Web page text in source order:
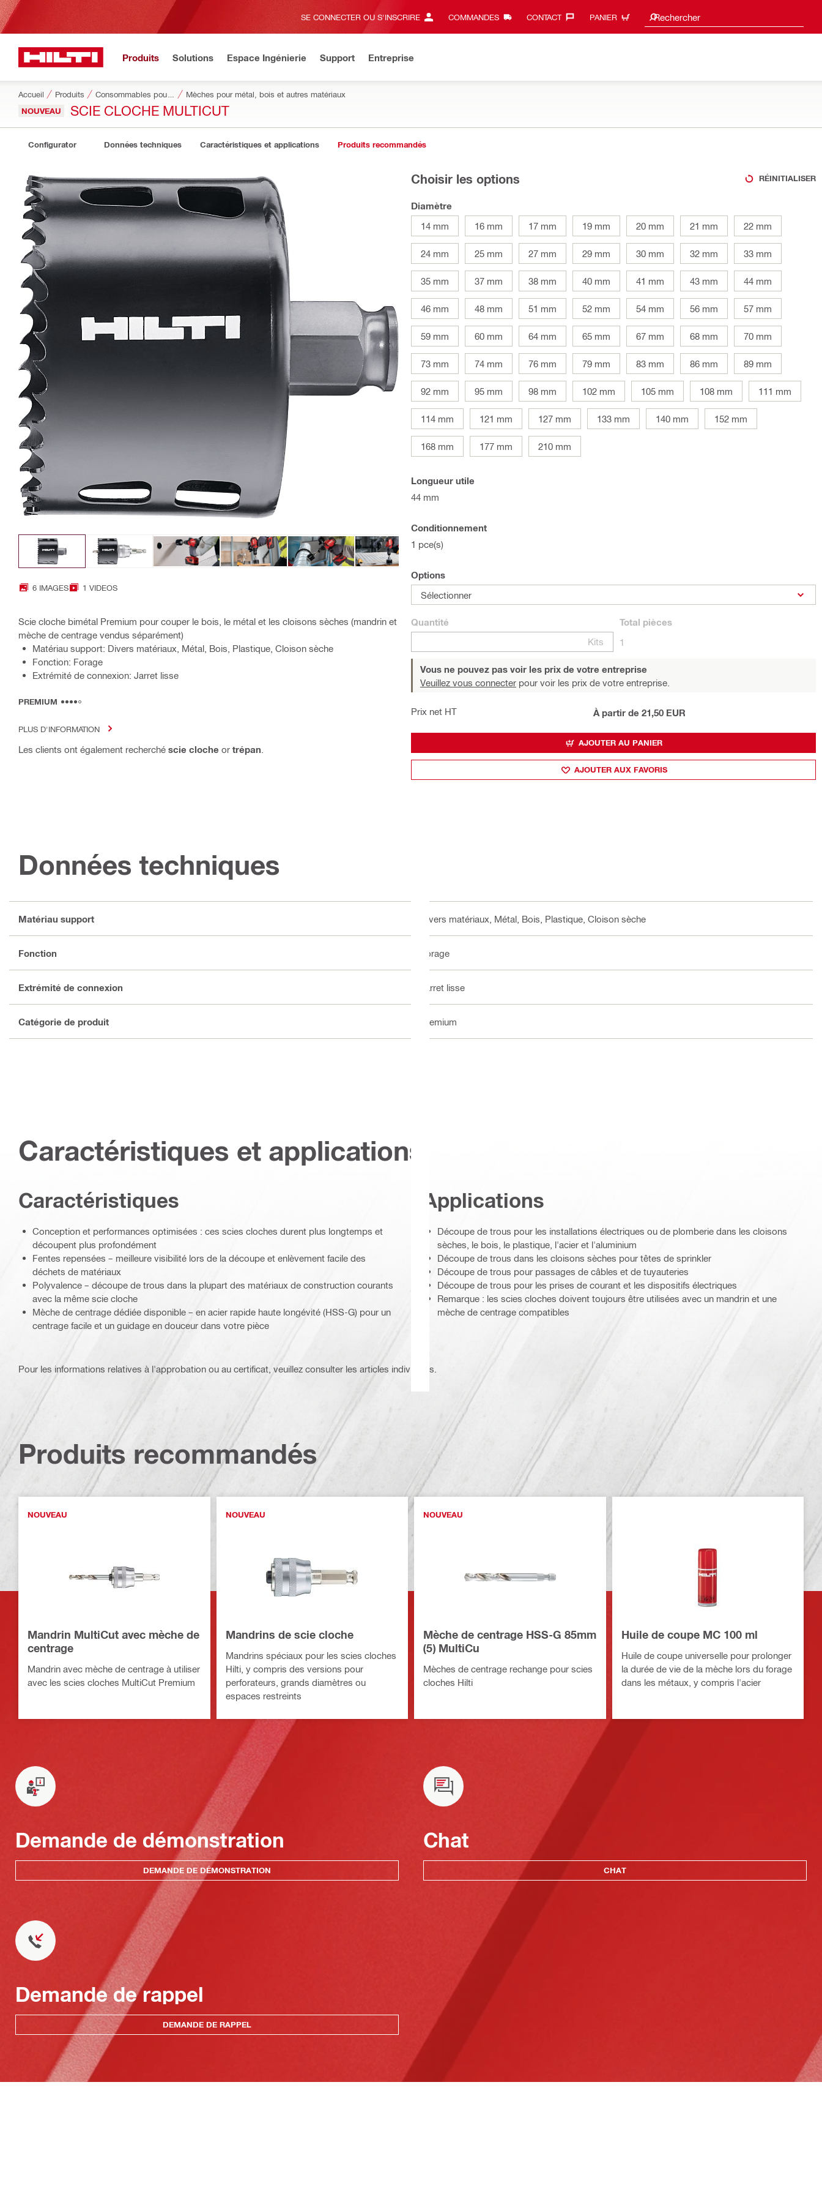
SE CONNECTER OU S'INSCRIRE COMMANDES CONTACT‎ PANIER Rechercher
Search suggestions
Produits Solutions Espace Ingénierie Support Entreprise
Accueil Produits Mèches pour métal, bois et autres matériaux
NOUVEAU SCIE CLOCHE MULTICUT
Configurator Données techniques Caractéristiques et applications Produits recommandés
6 IMAGES 1 VIDEOS
Scie cloche bimétal Premium pour couper le bois, le métal et les cloisons sèches (mandrin et
mèche de centrage vendus séparément)
Matériau support: Divers matériaux, Métal, Bois, Plastique, Cloison sèche
Fonction: Forage
Extrémité de connexion: Jarret lisse
PREMIUM
PLUS D'INFORMATION
Les clients ont également recherché scie cloche or trépan
Choisir les options RÉINITIALISER
Diamètre
14 mm
16 mm 17 mm 19 mm 20 mm 21 mm 22 mm
24 mm 25 mm 27 mm 29 mm 30 mm 32 mm 33 mm
35 mm 37 mm 38 mm 40 mm 41 mm 43 mm 44 mm
46 mm 48 mm 51 mm 52 mm 54 mm 56 mm 57 mm
59 mm 60 mm 64 mm 65 mm 67 mm 68 mm 70 mm
73 mm 74 mm 76 mm 79 mm 83 mm 86 mm 89 mm
92 mm 95 mm 98 mm 102 mm 105 mm 108 mm 111 mm
114 mm 121 mm 127 mm 133 mm 140 mm 152 mm
168 mm 177 mm 210 mm
Longueur utile
44 mm
Conditionnement
1 pce(s)
Options
Sélectionner
Quantité
Kits
Total pièces
1
Vous ne pouvez pas voir les prix de votre entreprise
Veuillez vous connecter pour voir les prix de votre entreprise.
Prix net HT À partir de 21,50 EUR
AJOUTER AU PANIER
AJOUTER AUX FAVORIS
Données techniques
Matériau support Divers matériaux, Métal, Bois, Plastique, Cloison sèche
Fonction Forage
Extrémité de connexion Jarret lisse
Catégorie de produit Premium
Caractéristiques et applications
Caractéristiques
Conception et performances optimisées : ces scies cloches durent plus longtemps et
découpent plus profondément
Fentes repensées – meilleure visibilité lors de la découpe et enlèvement facile des
déchets de matériaux
Polyvalence – découpe de trous dans la plupart des matériaux de construction courants
avec la même scie cloche
Mèche de centrage dédiée disponible – en acier rapide haute longévité (HSS-G) pour un
centrage facile et un guidage en douceur dans votre pièce
Applications
Découpe de trous pour les installations électriques ou de plomberie dans les cloisons
sèches, le bois, le plastique, l'acier et l'aluminium
Découpe de trous dans les cloisons sèches pour têtes de sprinkler
Découpe de trous pour passages de câbles et de tuyauteries
Découpe de trous pour les prises de courant et les dispositifs électriques
Remarque : les scies cloches doivent toujours être utilisées avec un mandrin et une
mèche de centrage compatibles
Pour les informations relatives à l'approbation ou au certificat, veuillez consulter les articles individuels.
Produits recommandés
NOUVEAU
Mandrin MultiCut avec mèche de
centrage
Mandrin avec mèche de centrage à utiliser
avec les scies cloches MultiCut Premium
NOUVEAU
Mandrins de scie cloche
Mandrins spéciaux pour les scies cloches
Hilti, y compris des versions pour
perforateurs, grands diamètres ou
espaces restreints
NOUVEAU
Mèche de centrage HSS-G 85mm
(5) MultiCu
Mèches de centrage rechange pour scies
cloches Hilti
Huile de coupe MC 100 ml
Huile de coupe universelle pour prolonger
la durée de vie de la mèche lors du forage
dans les métaux, y compris l'acier
Demande de démonstration
DEMANDE DE DÉMONSTRATION
Chat
CHAT
Demande de rappel
DEMANDE DE RAPPEL